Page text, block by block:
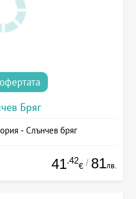
Бряг
- Слънчев бряг
41.42
€ / 81лв.